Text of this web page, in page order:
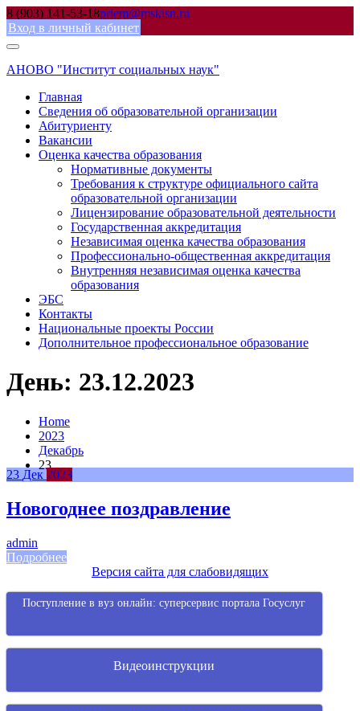
Skip
to
content
8 (903) 141-53-18priem@mskisn.ru
Вход в личный кабинет
АНОВО "Институт социальных наук"
Главная
Сведения об образовательной организации
Абитуриенту
Вакансии
Оценка качества образования
Нормативные документы
Требования к структуре официального сайта
образовательной организации
Лицензирование образовательной деятельности
Государственная аккредитация
Независимая оценка качества образования
Профессионально-общественная аккредитация
Внутренняя независимая оценка качества
образования
ЭБС
Контакты
Национальные проекты России
Дополнительное профессиональное образование
День: 23.12.2023
Home
2023
Декабрь
23
23 Дек 2023
Новогоднее поздравление
admin
Подробнее
Версия сайта для слабовидящих
Поступление в вуз онлайн: суперсервис портала Госуслуг
Видеоинструкции